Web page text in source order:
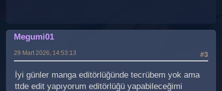
Megumi01
#3
29 Mart 2026, 14:53:13
İyi günler manga editörlüğünde tecrübem yok ama
ttde edit yapıyorum editörlüğü yapabileceğimi